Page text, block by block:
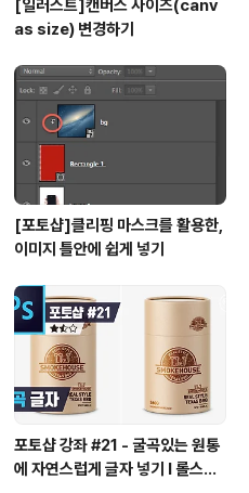
[일러스트]캔버스 사이즈(canv
as size) 변경하기
[포토샵]클리핑 마스크를 활용한,
이미지 틀안에 쉽게 넣기
포토샵 강좌 #21 - 굴곡있는 원통
에 자연스럽게 글자 넣기 I 롤스토